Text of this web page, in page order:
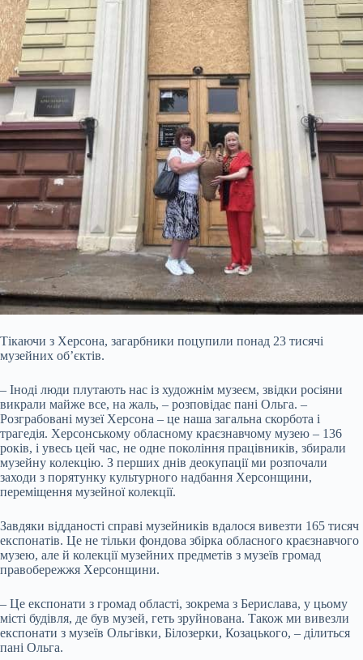
Тікаючи з Херсона, загарбники поцупили понад 23 тисячі
музейних об’єктів.
– Іноді люди плутають нас із художнім музеєм, звідки росіяни
викрали майже все, на жаль, – розповідає пані Ольга. –
Розграбовані музеї Херсона – це наша загальна скорбота і
трагедія. Херсонському обласному краєзнавчому музею – 136
років, і увесь цей час, не одне покоління працівників, збирали
музейну колекцію. З перших днів деокупації ми розпочали
заходи з порятунку культурного надбання Херсонщини,
переміщення музейної колекції.
Завдяки відданості справі музейників вдалося вивезти 165 тисяч
експонатів. Це не тільки фондова збірка обласного краєзнавчого
музею, але й колекції музейних предметів з музеїв громад
правобережжя Херсонщини.
– Це експонати з громад області, зокрема з Берислава, у цьому
місті будівля, де був музей, геть зруйнована. Також ми вивезли
експонати з музеїв Ольгівки, Білозерки, Козацького, – ділиться
пані Ольга.